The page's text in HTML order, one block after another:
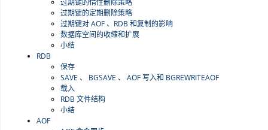
过期键的惰性删除策略
过期键的定期删除策略
过期键对 AOF 、RDB 和复制的影响
数据库空间的收缩和扩展
小结
RDB
保存
SAVE 、 BGSAVE 、 AOF 写入和 BGREWRITEAOF
载入
RDB 文件结构
小结
AOF